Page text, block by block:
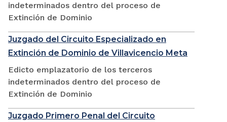
indeterminados dentro del proceso de
Extinción de Dominio
Juzgado del Circuito Especializado en
Extinción de Dominio de Villavicencio Meta
Edicto emplazatorio de los terceros
indeterminados dentro del proceso de
Extinción de Dominio
Juzgado Primero Penal del Circuito